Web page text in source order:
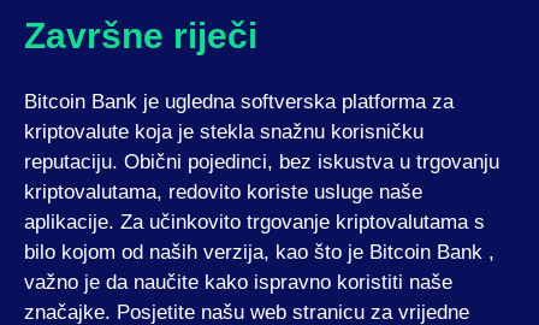
Završne riječi
Bitcoin Bank je ugledna softverska platforma za
kriptovalute koja je stekla snažnu korisničku
reputaciju. Obični pojedinci, bez iskustva u trgovanju
kriptovalutama, redovito koriste usluge naše
aplikacije. Za učinkovito trgovanje kriptovalutama s
bilo kojom od naših verzija, kao što je Bitcoin Bank ,
važno je da naučite kako ispravno koristiti naše
značajke. Posjetite našu web stranicu za vrijedne